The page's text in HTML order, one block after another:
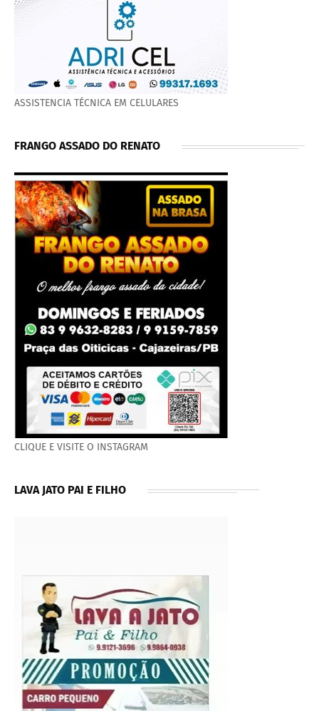
ASSISTENCIA TÉCNICA EM CELULARES
FRANGO ASSADO DO RENATO
CLIQUE E VISITE O INSTAGRAM
LAVA JATO PAI E FILHO